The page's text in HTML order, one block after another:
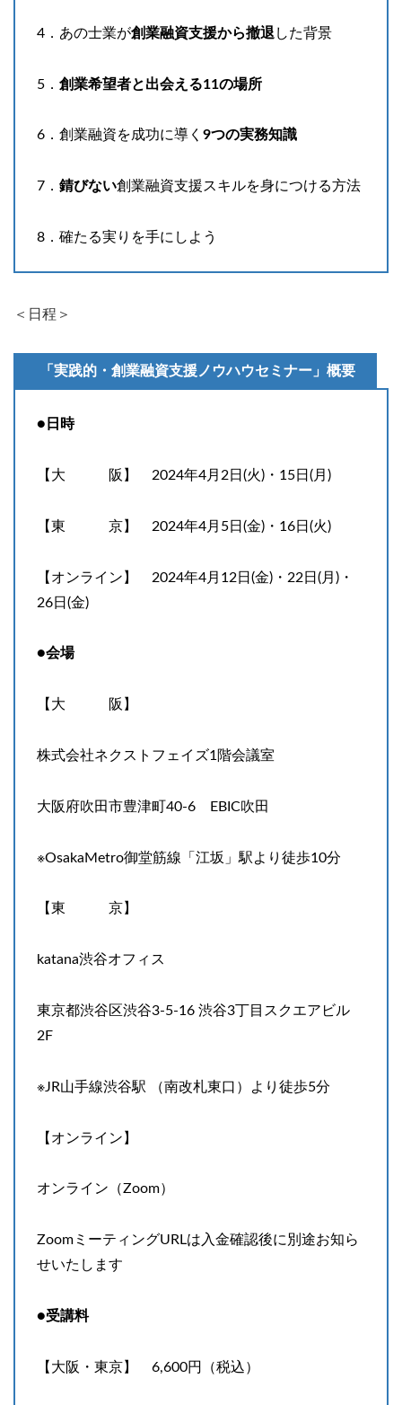
4．あの士業が創業融資支援から撤退 した背景
5． 創業希望者と出会える11の場所
6．創業融資を成功に導く 9つの実務知識
7． 錆びない創業融資支援スキルを身につける方法
8．確たる実りを手にしよう
＜日程＞
「実践的・創業融資支援ノウハウセミナー」概要
●日時
【大 阪】 2024年4月2日(火)・15日(月)
【東 京】 2024年4月5日(金)・16日(火)
【オンライン】 2024年4月12日(金)・22日(月)・
26日(金)
●会場
【大 阪】
株式会社ネクストフェイズ1階会議室
⼤阪府吹⽥市豊津町40-6 EBIC吹⽥
※OsakaMetro御堂筋線「江坂」駅より徒歩10分
【東 京】
katana渋谷オフィス
東京都渋谷区渋谷3-5-16 渋谷3丁目スクエアビル
2F
※JR山手線渋谷駅 （南改札東口）より徒歩5分
【オンライン】
オンライン（Zoom）
ZoomミーティングURLは入金確認後に別途お知ら
せいたします
●受講料
【大阪・東京】 6,600円（税込）